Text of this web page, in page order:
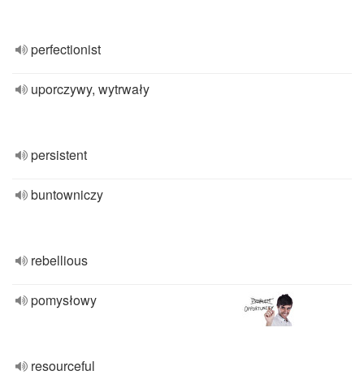
perfectionist
uporczywy, wytrwały
persistent
buntowniczy
rebellious
pomysłowy
resourceful